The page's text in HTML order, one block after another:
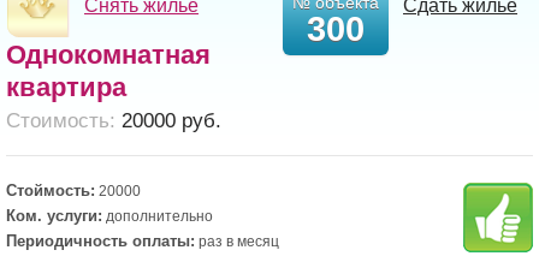
Снять жильё Сдать жильё
300
Однокомнатная
квартира
Cтоимость: 20000 руб.
Стоймость: 20000
Ком. услуги: дополнительно
Периодичность оплаты: раз в месяц